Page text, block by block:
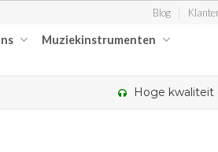
Blog
Muziekinstrumenten
Hoge kwaliteit